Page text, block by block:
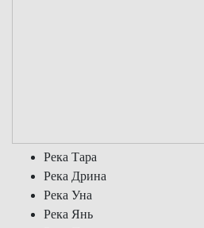
Река Тара
Река Дрина
Река Уна
Река Янь